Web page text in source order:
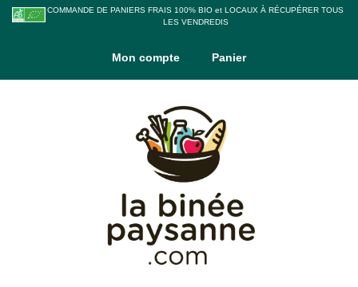
COMMANDE DE PANIERS FRAIS 100% BIO et LOCAUX À RÉCUPÉRER TOUS
LES VENDREDIS
Mon compte Panier